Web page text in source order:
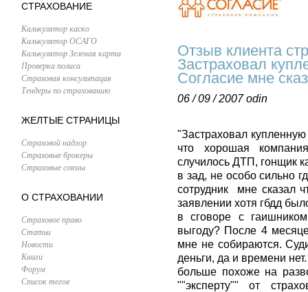
СТРАХОВАНИЕ
Калькулятор каско
Калькулятор ОСАГО
Калькулятор Зеленая карта
Проверка полиса
Страховая консультация
Тендеры по страхованию
ЖЕЛТЫЕ СТРАНИЦЫ
Страховой надзор
Страховые брокеры
Страховые союзы
О СТРАХОВАНИИ
Страховое право
Статьи
Новости
Книги
Форум
Список тегов
Отзыв клиента
Застраховал
Согласие мне
06 / 09 / 2007odin
"Застраховал
что хорошая
случилось ДТП, гонщик
в зад, не особо сильно
сотрудник мне сказал
заявлении хотя гбдд
в сговоре с
выгоду? После 4
мне не собираются.
деньги, да и времени
больше похоже на
""эксперту"" от